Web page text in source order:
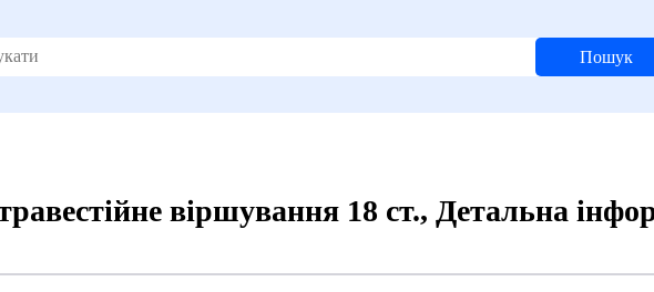
Пошук
віршування 18 ст., Детальна